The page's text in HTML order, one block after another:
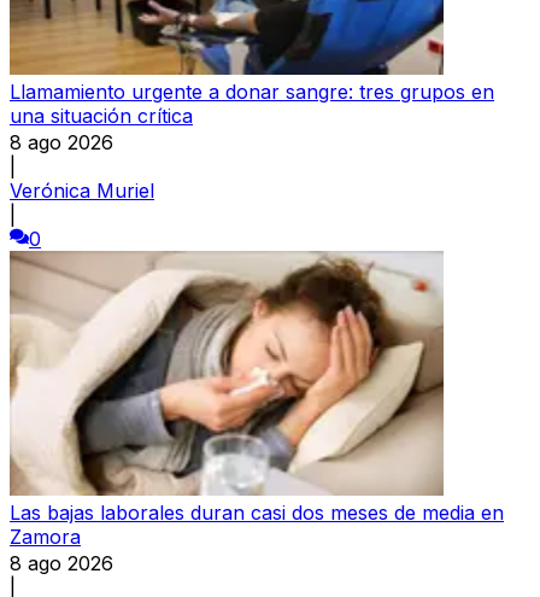
Llamamiento urgente a donar sangre: tres grupos en
una situación crítica
8 ago 2026
Verónica Muriel
0
Las bajas laborales duran casi dos meses de media en
Zamora
8 ago 2026